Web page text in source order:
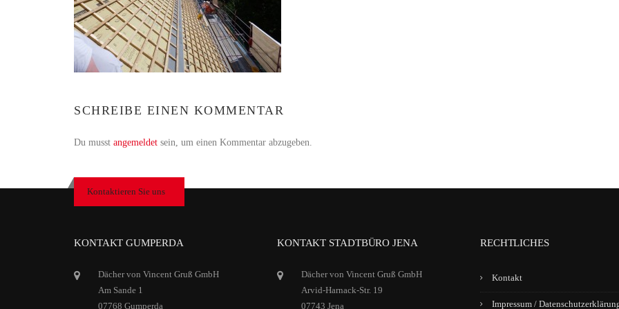
SCHREIBE EINEN KOMMENTAR
Du musst angemeldet sein, um einen Kommentar abzugeben.
Kontaktieren Sie uns
KONTAKT GUMPERDA
Dächer von Vincent Gruß GmbH
Am Sande 1
07768 Gumperda
KONTAKT STADTBÜRO JENA
Dächer von Vincent Gruß GmbH
Arvid-Harnack-Str. 19
07743 Jena
RECHTLICHES
Kontakt
Impressum /